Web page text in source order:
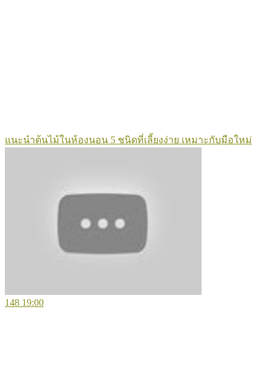
แนะนำต้นไม้ในห้องนอน 5 ชนิดที่เลี้ยงง่าย เหมาะกับมือใหม่
148 19:00